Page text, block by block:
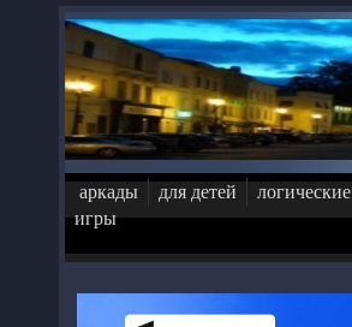
Перейти к основному содержанию
аркады для детей логические
игры